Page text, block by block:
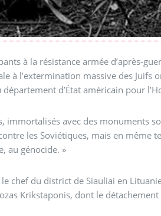
à la résistance armée d’après-
l’extermination massive des Juifs
d’État américain pour
immortalisés avec des monuments
les Soviétiques, mais en même
au génocide. »
chef du district de Siauliai en
Krikstaponis, dont le